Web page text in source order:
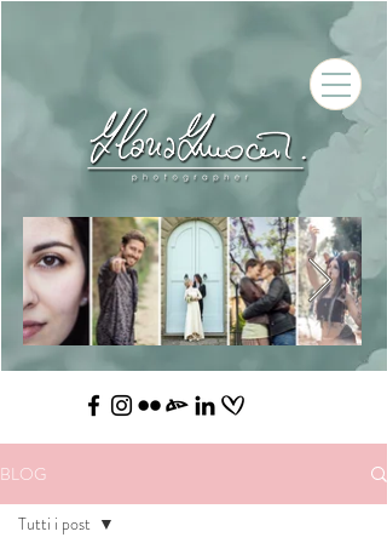
BLOG
Tutti i post